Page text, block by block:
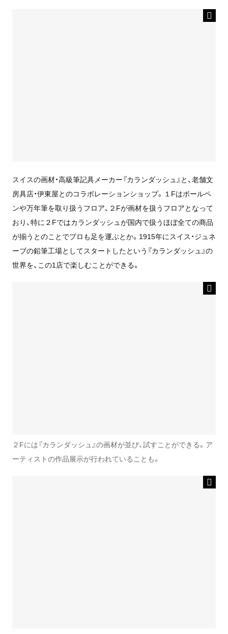
スイスの画材・高級筆記具メーカー『カランダッシュ』と、老舗文
房具店・伊東屋とのコラボレーションショップ。１Fはボールペ
ンや万年筆を取り扱うフロア、２Fが画材を扱うフロアとなって
おり、特に２Fではカランダッシュが国内で扱うほぼ全ての商品
が揃うとのことでプロも足を運ぶとか。1915年にスイス・ジュネ
ーブの鉛筆工場としてスタートしたという『カランダッシュ』の
世界を、この1店で楽しむことができる。
２Fには『カランダッシュ』の画材が並び、試すことができる。ア
ーティストの作品展示が行われていることも。